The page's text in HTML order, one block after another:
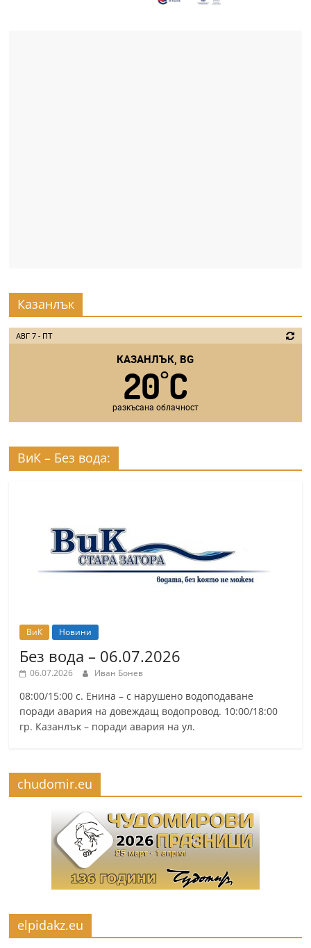
Казанлък
АВГ 7 - ПТ
КАЗАНЛЪК, BG
20°C
разкъсана облачност
ВиК – Без вода:
ВиК Новини
Без вода – 06.07.2026
06.07.2026 Иван Бонев
08:00/15:00 с. Енина – с нарушено водоподаване
поради авария на довеждащ водопровод. 10:00/18:00
гр. Казанлък – поради авария на ул.
chudomir.eu
elpidakz.eu